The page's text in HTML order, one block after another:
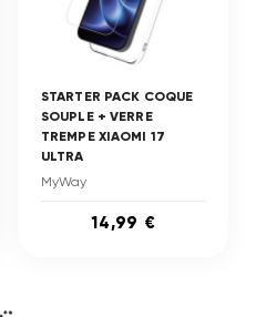
STARTER PACK COQUE
SOUPLE + VERRE
TREMPE XIAOMI 17
ULTRA
MyWay
14,99 €